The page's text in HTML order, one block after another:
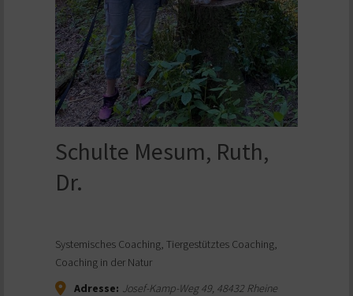
Schulte Mesum, Ruth,
Dr.
Systemisches Coaching, Tiergestütztes Coaching,
Coaching in der Natur
Adresse: Josef-Kamp-Weg 49, 48432 Rheine